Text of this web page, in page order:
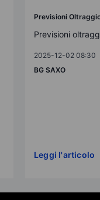
Previsioni
Previsioni
2025-12-02 08:30
BG SAXO
Leggi l'articolo